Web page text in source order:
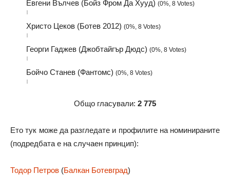
Евгени Вълчев (Бойз Фром Да Хууд) (0%, 8 Votes)
Христо Цеков (Ботев 2012) (0%, 8 Votes)
Георги Гаджев (Джобтайгър Дюдс) (0%, 8 Votes)
Бойчо Станев (Фантомс) (0%, 8 Votes)
Общо гласували: 2 775
Ето тук може да разгледате и профилите на номинираните
(подредбата е на случаен принцип):
Тодор Петров (Балкан Ботевград)